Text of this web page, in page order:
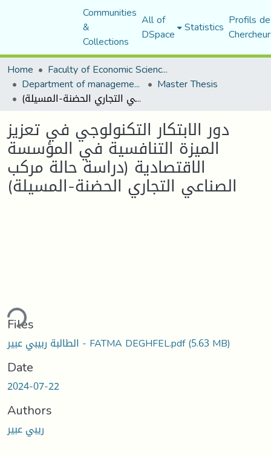
Communities
&
Collections
All of
DSpace Statistics Profils
Home
Faculty of Economic Sciences, Commerce and Management Sciences
Department of management sciences Master Thesis
دور الابتكار التكنولوجي في تعزيز الميزة التنافسية في المؤسسة الاقتصادية (دراسة حالة مركب الصناعي التجاري الحضنة-المسيلة)
دور الابتكار التكنولوجي في تعزيز
الميزة التنافسية في المؤسسة
الاقتصادية (دراسة حالة مركب
الصناعي التجاري الحضنة-المسيلة)
Files
الطالبة ربيبي عبير - FATMA DEGHFEL.pdf(5.63 MB)
Date
2024-07-22
Authors
ريبي عبير